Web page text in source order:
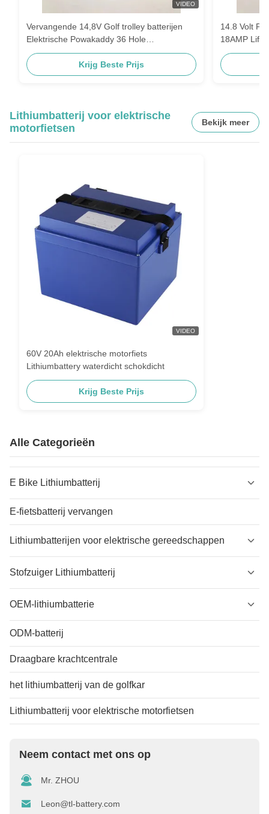
VIDEO
Vervangende 14,8V Golf trolley batterijen
Elektrische Powakaddy 36 Hole
Lithiumbatterij 18650
Krijg Beste Prijs
14.8 Volt
18AMP
Lithiumbatterij voor elektrische
motorfietsen
Bekijk meer
VIDEO
60V 20Ah elektrische motorfiets
Lithiumbattery waterdicht schokdicht
Krijg Beste Prijs
Alle Categorieën
E Bike Lithiumbatterij
E-fietsbatterij vervangen
Lithiumbatterijen voor elektrische gereedschappen
Stofzuiger Lithiumbatterij
OEM-lithiumbatterie
ODM-batterij
Draagbare krachtcentrale
het lithiumbatterij van de golfkar
Lithiumbatterij voor elektrische motorfietsen
Neem contact met ons op
Mr. ZHOU
Leon@tl-battery.com